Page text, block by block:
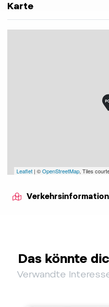
Karte
Leaflet | ©OpenStreetMap, Tiles
Das könnte
Verwandte